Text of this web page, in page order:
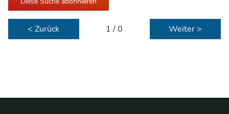
< Zurück 1 / 0 Weiter >